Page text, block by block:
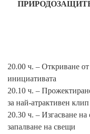
20.00 ч. – Откриване
инициативата
20.10 ч. –
за най-атрактивен клип
20.30 ч. – Изгасване
запалване на свещи